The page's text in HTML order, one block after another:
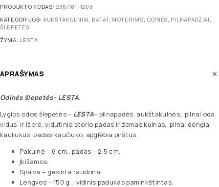
PRODUKTO KODAS: 236/181-1208
KATEGORIJOS: AUKŠTAKULNIAI BATAI MOTERIMS ODINĖS PILNAPADŽIAI
ŠLEPETĖS
ŽYMA: LESTA
APRAŠYMAS
Odinės šlepetės– LESTA.
Lygios odos šlepetės – LESTA– pilnapadės, aukštakulnės, pilnai oda,
vidus ir išorė, vidutinio storio padas ir žemas kulnas, pilnai dengia
kauliukus, padas kaučiuko, apglėbia pirštus.
Pakulnė – 6 cm., padas – 2,5 cm.
Įkišamos.
Spalva – gesinta raudona.
Lengvos – 150 g., vidinis padukas paminkštintas.